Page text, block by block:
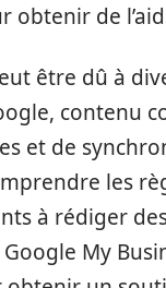
obtenir de
être dû à
contenu
et de
les
à rédiger
My